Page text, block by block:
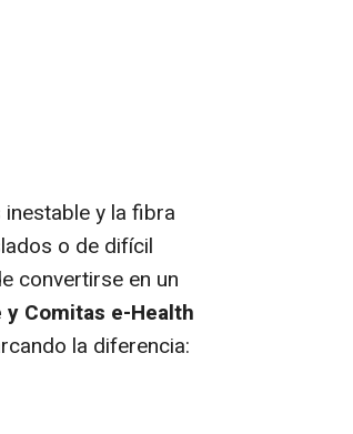
y la fibra
o de difícil
convertirse en un
y Comitas e-Health
la diferencia: